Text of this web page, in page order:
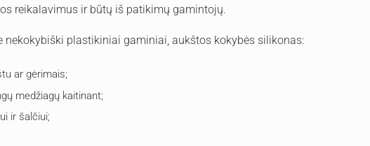
reikalavimus ir būtų iš patikimų gamintojų.
nekokybiški plastikiniai gaminiai, aukštos kokybės silikonas:
ar gėrimais;
medžiagų kaitinant;
ir šalčiui;